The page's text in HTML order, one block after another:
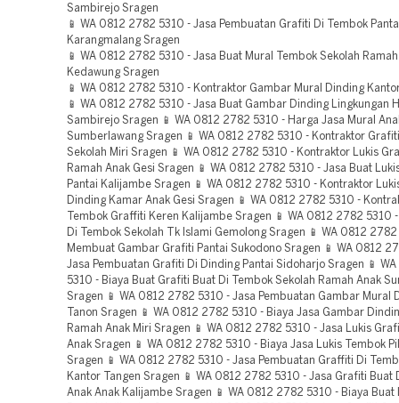
Sambirejo Sragen
📱 WA 0812 2782 5310 - Jasa Pembuatan Grafiti Di Tembok
Karangmalang Sragen
📱 WA 0812 2782 5310 - Jasa Buat Mural Tembok Sekolah
Kedawung Sragen
📱 WA 0812 2782 5310 - Kontraktor Gambar Mural Dinding
📱 WA 0812 2782 5310 - Jasa Buat Gambar Dinding Lingkungan
Sambirejo Sragen 📱 WA 0812 2782 5310 - Harga Jasa Mural
Sumberlawang Sragen 📱 WA 0812 2782 5310 - Kontraktor
Sekolah Miri Sragen 📱 WA 0812 2782 5310 - Kontraktor Lukis
Ramah Anak Gesi Sragen 📱 WA 0812 2782 5310 - Jasa Buat
Pantai Kalijambe Sragen 📱 WA 0812 2782 5310 - Kontraktor
Dinding Kamar Anak Gesi Sragen 📱 WA 0812 2782 5310 -
Tembok Graffiti Keren Kalijambe Sragen 📱 WA 0812 2782 5310
Di Tembok Sekolah Tk Islami Gemolong Sragen 📱 WA 0812
Membuat Gambar Grafiti Pantai Sukodono Sragen 📱 WA 0812
Jasa Pembuatan Grafiti Di Dinding Pantai Sidoharjo Sragen 📱
5310 - Biaya Buat Grafiti Buat Di Tembok Sekolah Ramah Anak
Sragen 📱 WA 0812 2782 5310 - Jasa Pembuatan Gambar Mural
Tanon Sragen 📱 WA 0812 2782 5310 - Biaya Jasa Gambar
Ramah Anak Miri Sragen 📱 WA 0812 2782 5310 - Jasa Lukis
Anak Sragen 📱 WA 0812 2782 5310 - Biaya Jasa Lukis Tembok
Sragen 📱 WA 0812 2782 5310 - Jasa Pembuatan Graffiti Di
Kantor Tangen Sragen 📱 WA 0812 2782 5310 - Jasa Grafiti Buat
Anak Anak Kalijambe Sragen 📱 WA 0812 2782 5310 - Biaya Buat